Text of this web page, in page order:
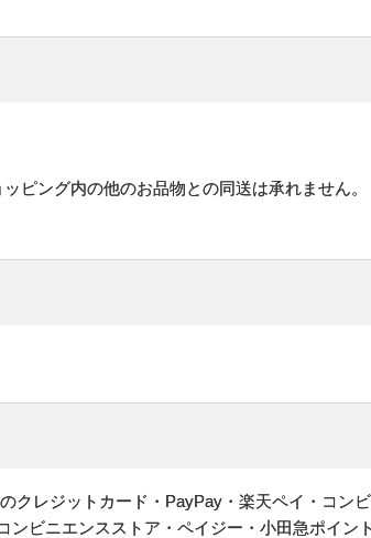
ピング内の他のお品物との同送は承れません。
クレジットカード・PayPay・楽天ペイ・コン
ビニエンスストア・ペイジー・小田急ポイン